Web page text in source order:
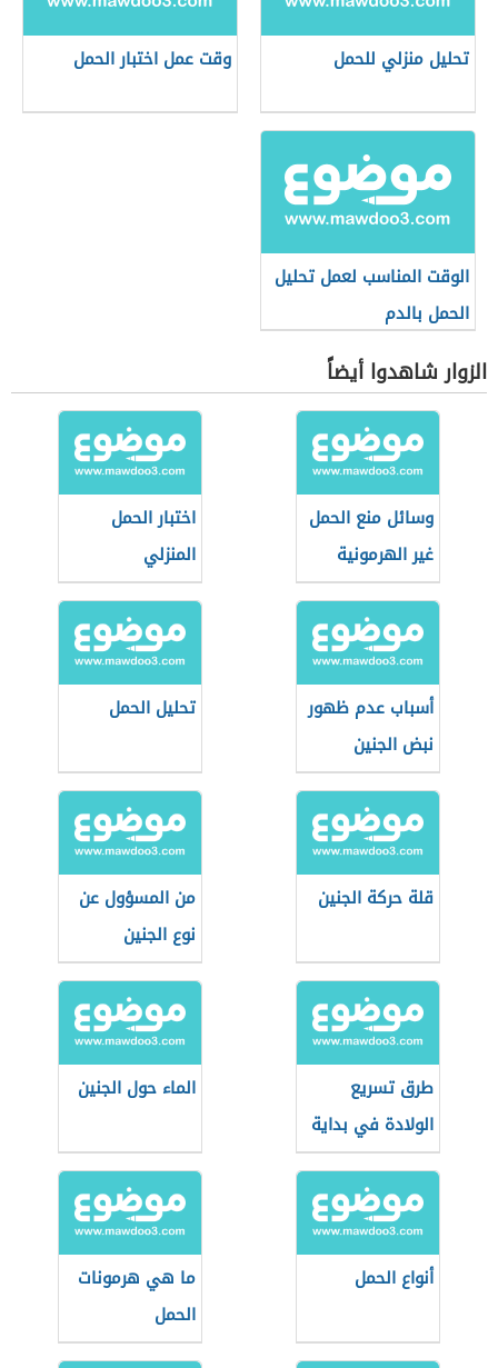
تحليل منزلي للحمل وقت عمل اختبار الحمل
الوقت المناسب لعمل تحليل
الحمل بالدم
الزوار شاهدوا أيضاً
وسائل منع الحمل
غير الهرمونية
اختبار الحمل
المنزلي
أسباب عدم ظهور
نبض الجنين
تحليل الحمل
قلة حركة الجنين
من المسؤول عن
نوع الجنين
طرق تسريع
الولادة في بداية
التاسع
الماء حول الجنين
أنواع الحمل
ما هي هرمونات
الحمل